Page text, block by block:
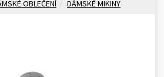
OBLEČENÍ DÁMSKÉ MIKINY